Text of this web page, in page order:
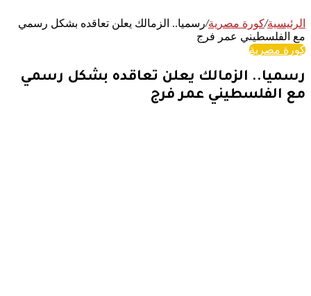
الرئيسية/كورة مصرية/رسميا.. الزمالك يعلن تعاقده بشكل رسمي
مع الفلسطيني عمر فرج
كورة مصرية
رسميا.. الزمالك يعلن تعاقده بشكل رسمي
مع الفلسطيني عمر فرج